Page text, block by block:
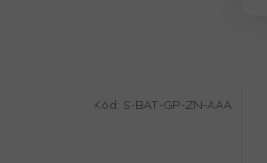
Kód: S-BAT-GP-ZN-AAA